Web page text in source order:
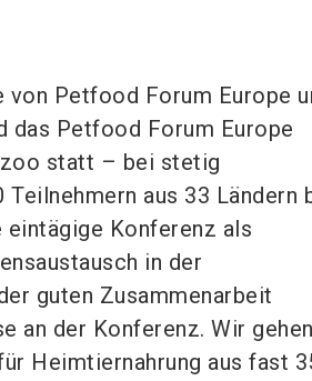
Petfood Forum Europe
das Petfood Forum Europe
statt – bei stetig
aus 33 Ländern
Konferenz als
in der
guten Zusammenarbeit
an der Konferenz. Wir gehen
Heimtiernahrung aus fast